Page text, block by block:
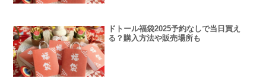
ドトール福袋2025予約なしで当日買え
る？購入方法や販売場所も